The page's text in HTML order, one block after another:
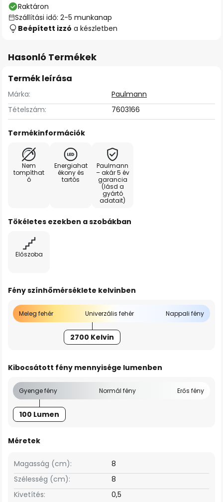
Raktáron
Szállítási idő: 2-5 munkanap
Beépített izzó a készletben
Hasonló Termékek
Termék leírása
Márka:
Paulmann
Tételszám:
7603166
Termékinformációk
Nem
tompíthat
ó
Energiahat
ékony és
tartós
Paulmann
– akár 5 év
garancia
(lásd a
gyártó
adatait)
Tökéletes ezekben a szobákban
Előszoba
Fény színhőmérséklete kelvinben
Meleg fehér Univerzális fehér Nappali fény
2700 Kelvin
Kibocsátott fény mennyisége lumenben
Gyenge fény Normál fény Erős fény
100 Lumen
Méretek
Szélesség (cm): 8
Magasság (cm): 8
Kivetítés: 0,5